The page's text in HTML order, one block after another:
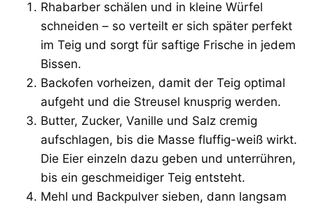
Rhabarber schälen und in kleine Würfel
schneiden – so verteilt er sich später perfekt
im Teig und sorgt für saftige Frische in jedem
Bissen.
Backofen vorheizen, damit der Teig optimal
aufgeht und die Streusel knusprig werden.
Butter, Zucker, Vanille und Salz cremig
aufschlagen, bis die Masse fluffig-weiß wirkt.
Die Eier einzeln dazu geben und unterrühren,
bis ein geschmeidiger Teig entsteht.
Mehl und Backpulver sieben, dann langsam